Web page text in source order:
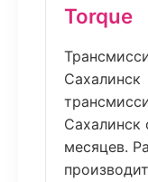
Torque
Сахалинск
Сахалинск
месяцев.